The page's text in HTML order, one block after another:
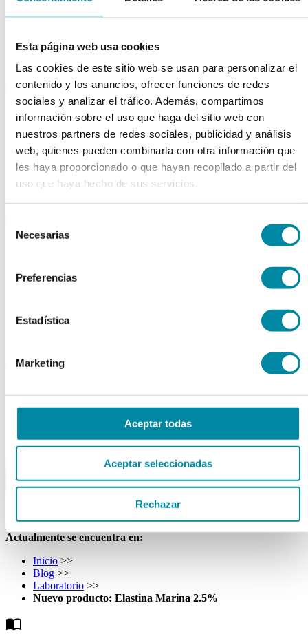
Esta página web usa cookies
Las cookies de este sitio web se usan para personalizar el
contenido y los anuncios, ofrecer funciones de redes
sociales y analizar el tráfico. Además, compartimos
información sobre el uso que haga del sitio web con
nuestros partners de redes sociales, publicidad y análisis
web, quienes pueden combinarla con otra información que
les haya proporcionado o que hayan recopilado a partir del
uso que haya hecho de sus servicios.
Necesarias
Preferencias
Estadística
Marketing
Aceptar todas
Aceptar seleccionadas
Rechazar
Extracto seco
capsulas
Tamañno 000
Tamañno 00
Tamañno 0
Tamañno 1
Tamañno 2
Tamañno 3
Tamañno 4
Frascos farmacia
Gama ariless
Tubos
Envases unguator
material laboratorio
Utillaje
Reactivos Merck
menu shopping_cart search homelock
Actualmente se encuentra en:
Inicio >>
Blog >>
Laboratorio >>
Nuevo producto: Elastina Marina 2.5%
import_contacts